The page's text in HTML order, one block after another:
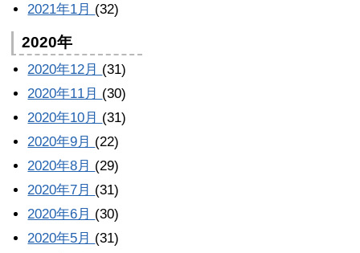
2021年1月 (32)
2020年
2020年12月 (31)
2020年11月 (30)
2020年10月 (31)
2020年9月 (22)
2020年8月 (29)
2020年7月 (31)
2020年6月 (30)
2020年5月 (31)